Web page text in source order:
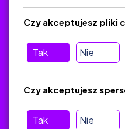
FAQ
Pomoc
wiadomość nie trafiła do folderu
Tak Nie
Czy akceptujesz pliki
Tak Nie
Czy akceptujesz